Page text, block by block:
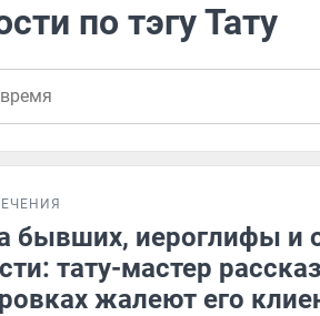
по тэгу Тату
бывших, иероглифы и
тату-мастер
жалеют его